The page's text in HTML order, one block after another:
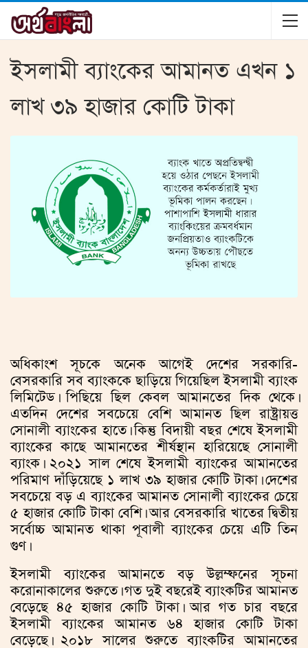
ইসলামী ব্যাংকের আমানত এখন ১
লাখ ৩৯ হাজার কোটি টাকা
অধিকাংশ সূচকে অনেক আগেই দেশের সরকারি-
বেসরকারি সব ব্যাংককে ছাড়িয়ে গিয়েছিল ইসলামী ব্যাংক
লিমিটেড। পিছিয়ে ছিল কেবল আমানতের দিক থেকে।
এতদিন দেশের সবচেয়ে বেশি আমানত ছিল রাষ্ট্রায়ত্ত
সোনালী ব্যাংকের হাতে। কিন্তু বিদায়ী বছর শেষে ইসলামী
ব্যাংকের কাছে আমানতের শীর্ষস্থান হারিয়েছে সোনালী
ব্যাংক। ২০২১ সাল শেষে ইসলামী ব্যাংকের আমানতের
পরিমাণ দাঁড়িয়েছে ১ লাখ ৩৯ হাজার কোটি টাকা। দেশের
সবচেয়ে বড় এ ব্যাংকের আমানত সোনালী ব্যাংকের চেয়ে
৫ হাজার কোটি টাকা বেশি। আর বেসরকারি খাতের দ্বিতীয়
সর্বোচ্চ আমানত থাকা পূবালী ব্যাংকের চেয়ে এটি তিন
গুণ।
ইসলামী ব্যাংকের আমানতে বড় উল্লম্ফনের সূচনা
করোনাকালের শুরুতে। গত দুই বছরেই ব্যাংকটির আমানত
বেড়েছে ৪৫ হাজার কোটি টাকা। আর গত চার বছরে
ইসলামী ব্যাংকের আমানত ৬৪ হাজার কোটি টাকা
বেড়েছে। ২০১৮ সালের শুরুতে ব্যাংকটির আমানতের